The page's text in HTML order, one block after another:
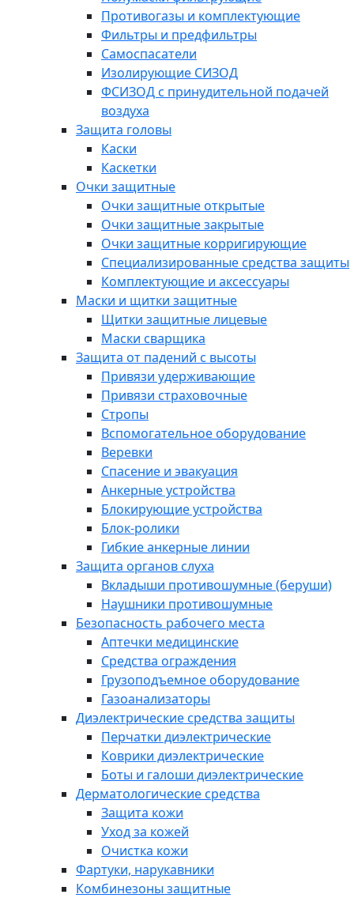
Противогазы и комплектующие
Фильтры и предфильтры
Самоспасатели
Изолирующие СИЗОД
ФСИЗОД с принудительной подачей
воздуха
Защита головы
Каски
Каскетки
Очки защитные
Очки защитные открытые
Очки защитные закрытые
Очки защитные корригирующие
Специализированные средства защиты
Комплектующие и аксессуары
Маски и щитки защитные
Щитки защитные лицевые
Маски сварщика
Защита от падений с высоты
Привязи удерживающие
Привязи страховочные
Стропы
Вспомогательное оборудование
Веревки
Спасение и эвакуация
Анкерные устройства
Блокирующие устройства
Блок-ролики
Гибкие анкерные линии
Защита органов слуха
Вкладыши противошумные (беруши)
Наушники противошумные
Безопасность рабочего места
Аптечки медицинские
Средства ограждения
Грузоподъемное оборудование
Газоанализаторы
Диэлектрические средства защиты
Перчатки диэлектрические
Коврики диэлектрические
Боты и галоши диэлектрические
Дерматологические средства
Защита кожи
Уход за кожей
Очистка кожи
Фартуки, нарукавники
Комбинезоны защитные